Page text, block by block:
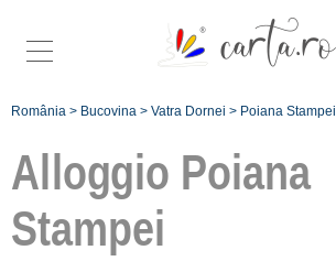
România > Bucovina > Vatra Dornei > Poiana Stampei
Alloggio Poiana
Stampei
Alloggio vicino a
Poiana Stampei: